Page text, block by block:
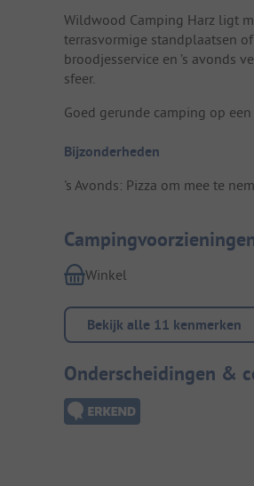
Wildwood Camping Harz ligt
terrasvormige standplaatsen
broodjesservice en ’s avonds
sfeer.
Goed gerunde camping op
Bijzonderheden
's Avonds: Pizza om mee te
Winkel
Bekijk alle 11 kenmerken
Onderscheidingen &